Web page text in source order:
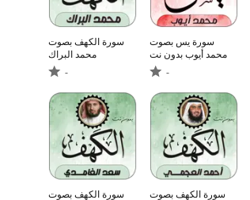
سورة الكهف بصوت
محمد البراك
-
سورة يس بصوت
محمد أيوب بدون نت
-
سورة الكهف بصوت
سورة الكهف بصوت